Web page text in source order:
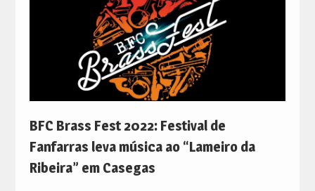
BFC Brass Fest 2022: Festival de
Fanfarras leva música ao “Lameiro da
Ribeira” em Casegas